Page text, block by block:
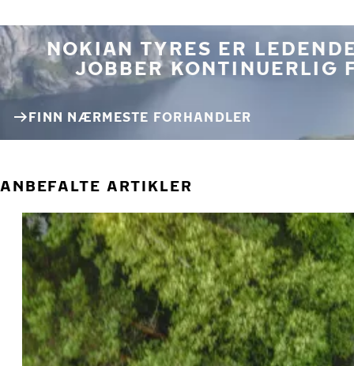
NOKIAN TYRES ER
JOBBER KONTINUERLIG
FINN NÆRMESTE FORHANDLER
ANBEFALTE ARTIKLER